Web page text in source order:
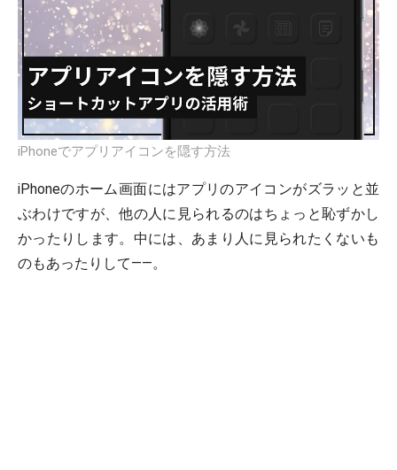
iPhoneでアプリアイコンを隠す方法
iPhoneのホーム画面にはアプリのアイコンがズラッと並
ぶわけですが、他の人に見られるのはちょっと恥ずかし
かったりします。中には、あまり人に見られたくないも
のもあったりして――。